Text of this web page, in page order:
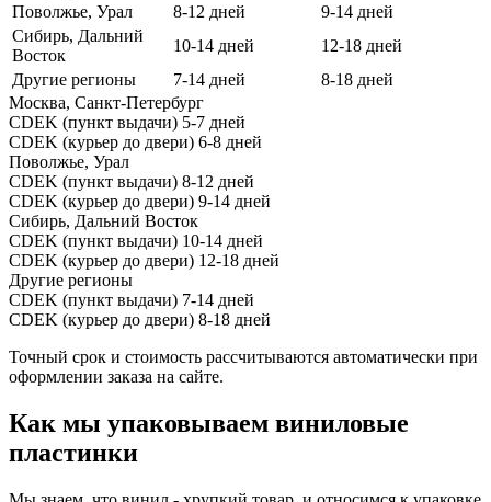
Поволжье, Урал
8-12 дней
9-14 дней
Сибирь, Дальний
Восток
10-14 дней
12-18 дней
Другие регионы
7-14 дней
8-18 дней
Москва, Санкт-Петербург
CDEK (пункт выдачи) 5-7 дней
CDEK (курьер до двери) 6-8 дней
Поволжье, Урал
CDEK (пункт выдачи) 8-12 дней
CDEK (курьер до двери) 9-14 дней
Сибирь, Дальний Восток
CDEK (пункт выдачи) 10-14 дней
CDEK (курьер до двери) 12-18 дней
Другие регионы
CDEK (пункт выдачи) 7-14 дней
CDEK (курьер до двери) 8-18 дней
Точный срок и стоимость рассчитываются автоматически при
оформлении заказа на сайте.
Как мы упаковываем виниловые
пластинки